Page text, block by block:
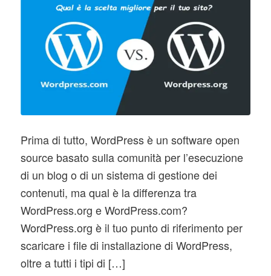
Prima di tutto, WordPress è un software open
source basato sulla comunità per l’esecuzione
di un blog o di un sistema di gestione dei
contenuti, ma qual è la differenza tra
WordPress.org e WordPress.com?
WordPress.org è il tuo punto di riferimento per
scaricare i file di installazione di WordPress,
oltre a tutti i tipi di […]